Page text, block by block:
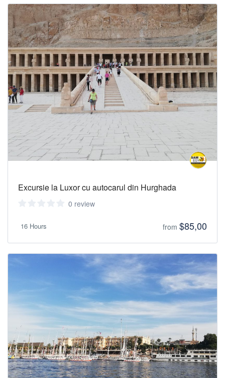
Excursie la Luxor cu autocarul din Hurghada
0 review
16 Hours from $85,00